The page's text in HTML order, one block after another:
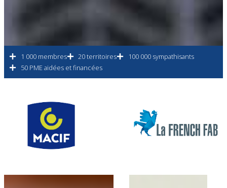
1 000 membres 20 territoires
100 000 sympathisants
50 PME aidées et financées